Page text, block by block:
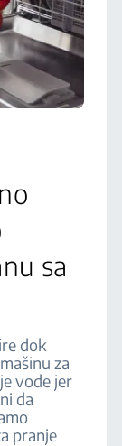
sa
dok
za
vode jer
da
pranje